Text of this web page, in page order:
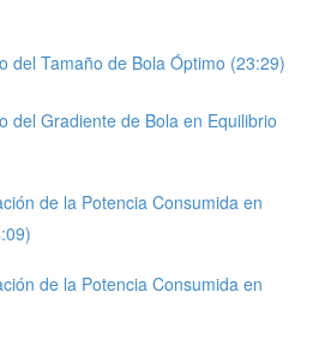
del Tamaño de Bola Óptimo (23:29)
del Gradiente de Bola en Equilibrio
de la Potencia Consumida en
de la Potencia Consumida en